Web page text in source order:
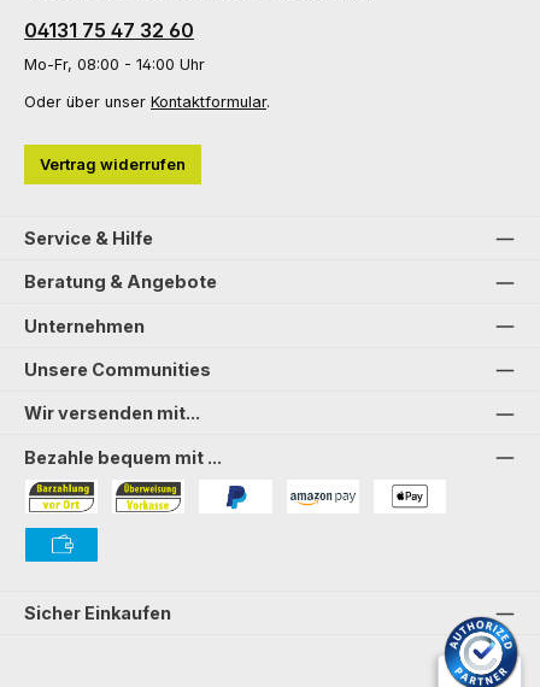
04131 75 47 32 60
Mo-Fr, 08:00 - 14:00 Uhr
Oder über unser Kontaktformular.
Vertrag widerrufen
Service & Hilfe
Beratung & Angebote
Unternehmen
Unsere Communities
Wir versenden mit...
Bezahle bequem mit ...
Bezahlung in der Filiale
Sicher Einkaufen